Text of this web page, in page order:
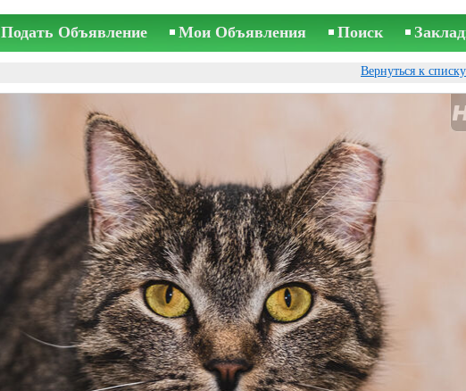
Подать Объявление Мои Объявления Поиск
Вернуться к